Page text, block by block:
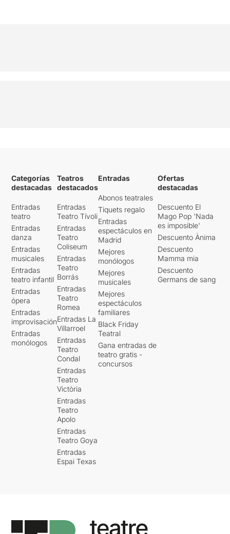
Categorías
destacadas
Entradas
teatro
Entradas
danza
Entradas
musicales
Entradas
teatro infantil
Entradas
ópera
Entradas
improvisación
Entradas
monólogos
Teatros
destacados
Entradas
Teatro Tívoli
Entradas
Teatro
Coliseum
Entradas
Teatro
Borrás
Entradas
Teatro
Romea
Entradas La
Villarroel
Entradas
Teatro
Condal
Entradas
Teatro
Victòria
Entradas
Teatro
Apolo
Entradas
Teatro Goya
Entradas
Espai Texas
Entradas
Abonos teatrales
Tiquets regalo
Entradas
espectáculos en
Madrid
Mejores
monólogos
Mejores
musicales
Mejores
espectáculos
familiares
Black Friday
Teatral
Gana entradas de
teatro gratis -
concursos
Ofertas
destacadas
Descuento El
Mago Pop 'Nada
es imposible'
Descuento Ànima
Descuento
Mamma mia
Descuento
Germans de sang